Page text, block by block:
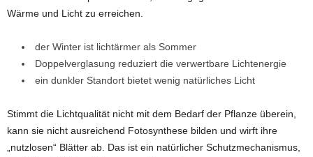
Wärme und Licht zu erreichen.
der Winter ist lichtärmer als Sommer
Doppelverglasung reduziert die verwertbare Lichtenergie
ein dunkler Standort bietet wenig natürliches Licht
Stimmt die Lichtqualität nicht mit dem Bedarf der Pflanze überein,
kann sie nicht ausreichend Fotosynthese bilden und wirft ihre
„nutzlosen“ Blätter ab. Das ist ein natürlicher Schutzmechanismus,